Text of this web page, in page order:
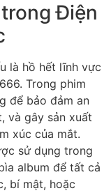
Điện
là hồ hết lĩnh vực
Trong phim
để bảo đảm an
và gây sản xuất
xúc của mắt.
sử dụng trong
album để tất cả
bí mật, hoặc